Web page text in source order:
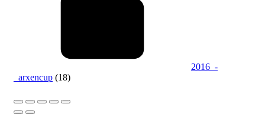
2016_-
_arxencup (18)